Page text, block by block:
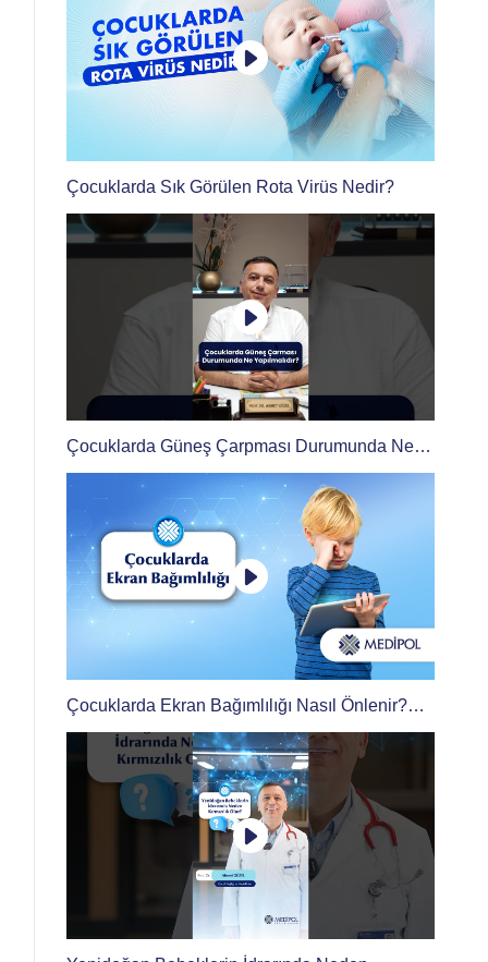
Çocuklarda Sık Görülen Rota Virüs Nedir?
Çocuklarda Güneş Çarpması Durumunda Ne
Yapılmalıdır?
Çocuklarda Ekran Bağımlılığı Nasıl Önlenir?
│Prof. Dr. Ahmet Güzel